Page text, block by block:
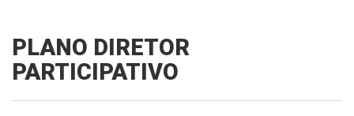
PLANO DIRETOR
PARTICIPATIVO